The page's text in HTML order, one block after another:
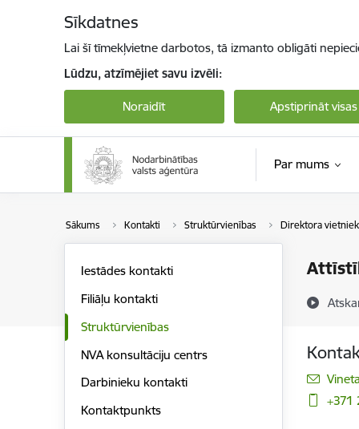
Sīkdatnes
Lai šī tīmekļvietne darbotos, tā izmanto obligāti
Lūdzu, atzīmējiet savu izvēli:
Noraidīt Apstiprināt visas
Par mums
Sākums Kontakti Struktūrvienības Direktora
Iestādes kontakti
Filiāļu kontakti
Struktūrvienības
NVA konsultāciju centrs
Darbinieku kontakti
Kontaktpunkts
E-
+371